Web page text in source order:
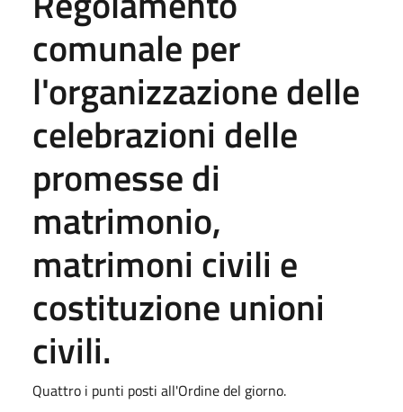
comunale per
l'organizzazione delle
celebrazioni delle
promesse di
matrimonio,
matrimoni civili e
costituzione unioni
civili.
Quattro i punti posti all'Ordine del giorno.